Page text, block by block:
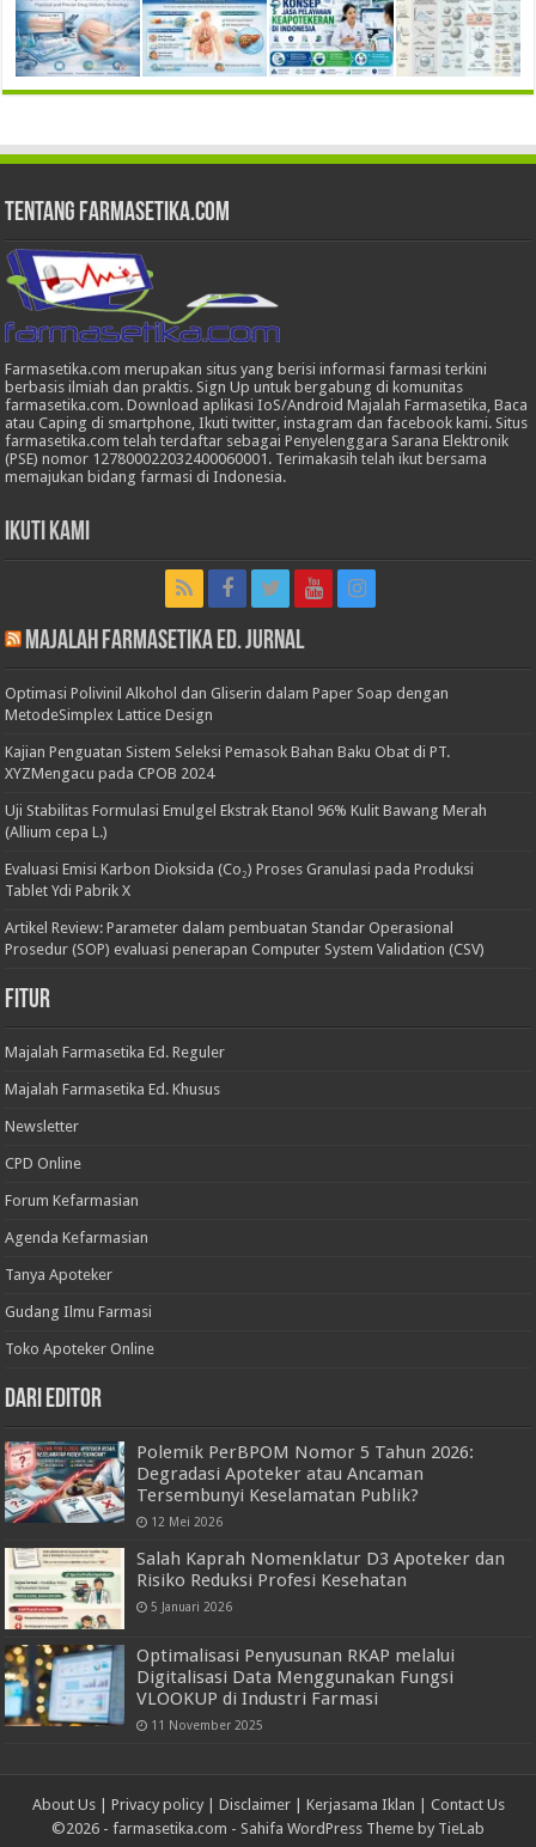
Tentang Farmasetika.com
Farmasetika.com merupakan situs yang berisi informasi farmasi terkini
berbasis ilmiah dan praktis. Sign Up untuk bergabung di komunitas
farmasetika.com. Download aplikasi IoS/Android Majalah Farmasetika, Baca
atau Caping di smartphone, Ikuti twitter, instagram dan facebook kami. Situs
farmasetika.com telah terdaftar sebagai Penyelenggara Sarana Elektronik
(PSE) nomor 127800022032400060001. Terimakasih telah ikut bersama
memajukan bidang farmasi di Indonesia.
Ikuti Kami
Majalah Farmasetika Ed. Jurnal
Optimasi Polivinil Alkohol dan Gliserin dalam Paper Soap dengan
MetodeSimplex Lattice Design
Kajian Penguatan Sistem Seleksi Pemasok Bahan Baku Obat di PT.
XYZMengacu pada CPOB 2024
Uji Stabilitas Formulasi Emulgel Ekstrak Etanol 96% Kulit Bawang Merah
(Allium cepa L.)
Evaluasi Emisi Karbon Dioksida (Co₂) Proses Granulasi pada Produksi
Tablet Ydi Pabrik X
Artikel Review: Parameter dalam pembuatan Standar Operasional
Prosedur (SOP) evaluasi penerapan Computer System Validation (CSV)
Fitur
Majalah Farmasetika Ed. Reguler
Majalah Farmasetika Ed. Khusus
Newsletter
CPD Online
Forum Kefarmasian
Agenda Kefarmasian
Tanya Apoteker
Gudang Ilmu Farmasi
Toko Apoteker Online
Dari Editor
Polemik PerBPOM Nomor 5 Tahun 2026:
Degradasi Apoteker atau Ancaman
Tersembunyi Keselamatan Publik?
12 Mei 2026
Salah Kaprah Nomenklatur D3 Apoteker dan
Risiko Reduksi Profesi Kesehatan
5 Januari 2026
Optimalisasi Penyusunan RKAP melalui
Digitalisasi Data Menggunakan Fungsi
VLOOKUP di Industri Farmasi
11 November 2025
About Us| Privacy policy| Disclaimer| Kerjasama Iklan
Contact Us
©2026 - farmasetika.com - Sahifa WordPress Theme by TieLab